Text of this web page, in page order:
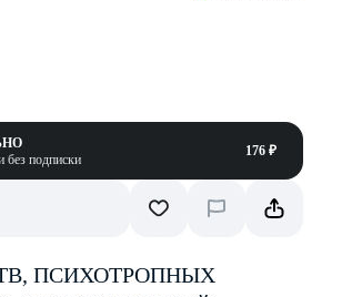
без подписки
176 ₽
ПСИХОТРОПНЫХ